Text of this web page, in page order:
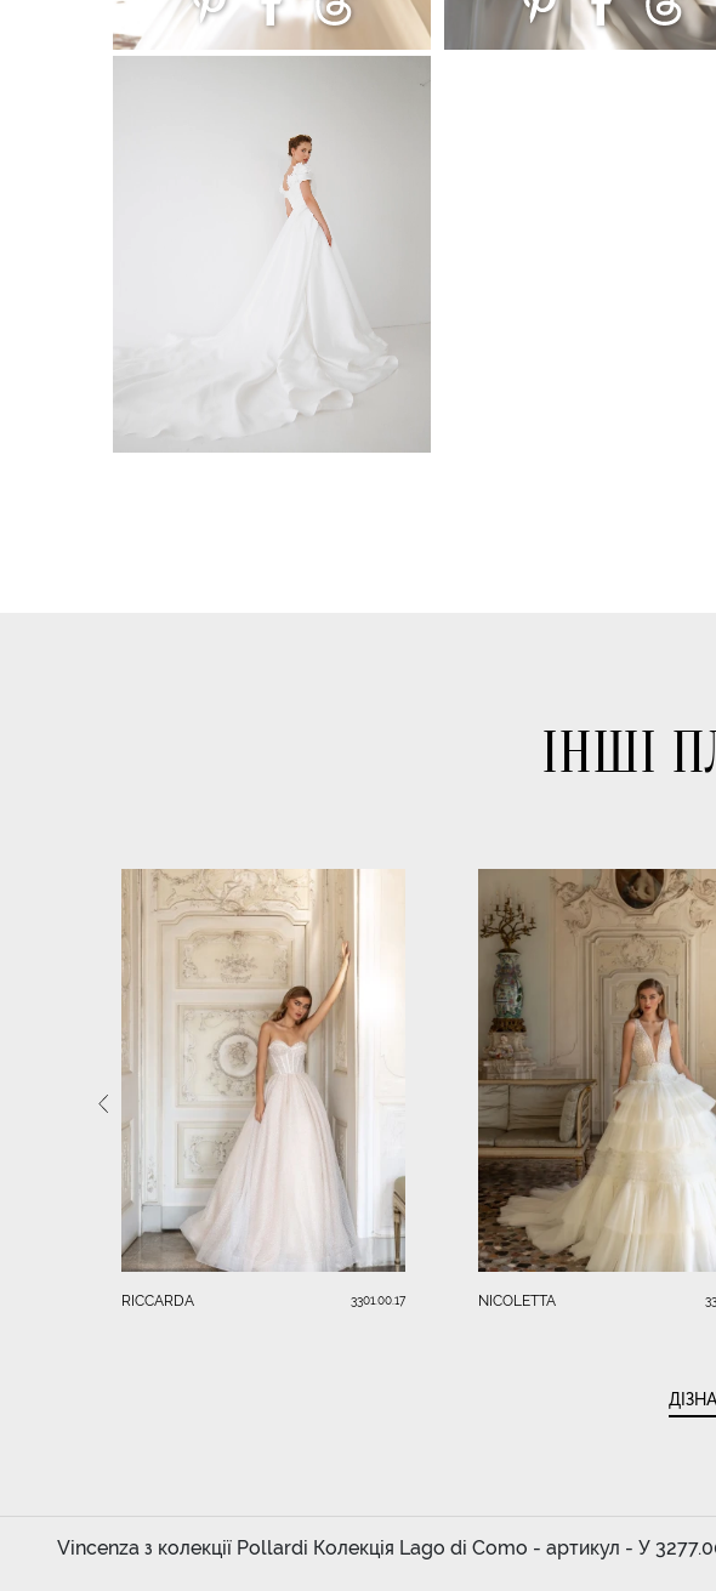
ІНШІ
RICCARDA 3301.00.17 NICOLETTA
Vincenza з колекції Pollardi Колекція Lago di Como - артикул - У